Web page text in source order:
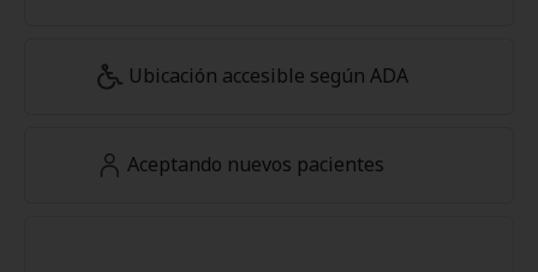
Ubicación accesible según ADA
Aceptando nuevos pacientes